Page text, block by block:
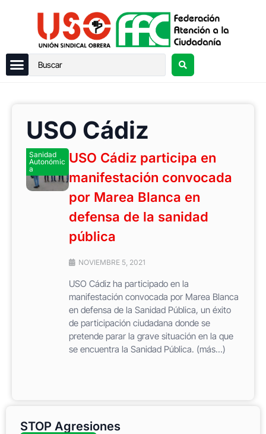
USO Cádiz
Sanidad
Autonómic
a
USO Cádiz participa en
manifestación convocada
por Marea Blanca en
defensa de la sanidad
pública
NOVIEMBRE 5, 2021
USO Cádiz ha participado en la
manifestación convocada por Marea Blanca
en defensa de la Sanidad Pública, un éxito
de participación ciudadana donde se
pretende parar la grave situación en la que
se encuentra la Sanidad Pública. (más…)
STOP Agresiones